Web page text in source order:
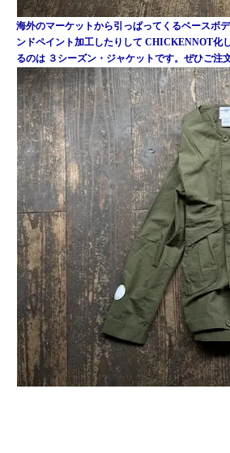
海外のマーケットから引っぱってくるベースボ
ンドペイント加工したりして CHICKENNOT化
るのは ３シーズン・ジャケットです。ぜひご注